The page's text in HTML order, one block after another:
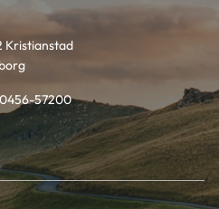
Kristianstad
0456-57200